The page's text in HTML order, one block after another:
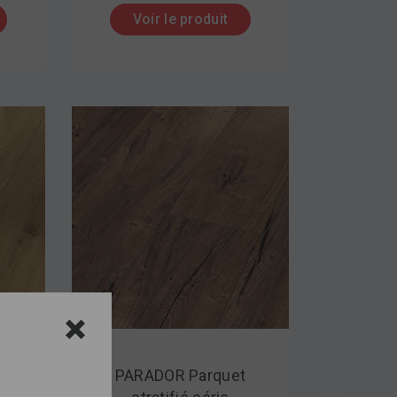
Voir le produit
PARADOR Parquet